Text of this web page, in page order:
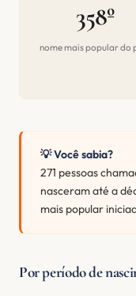
358º
nome mais popular do
💡 Você sabia?
271 pessoas
nasceram até a
mais popular
Por período de